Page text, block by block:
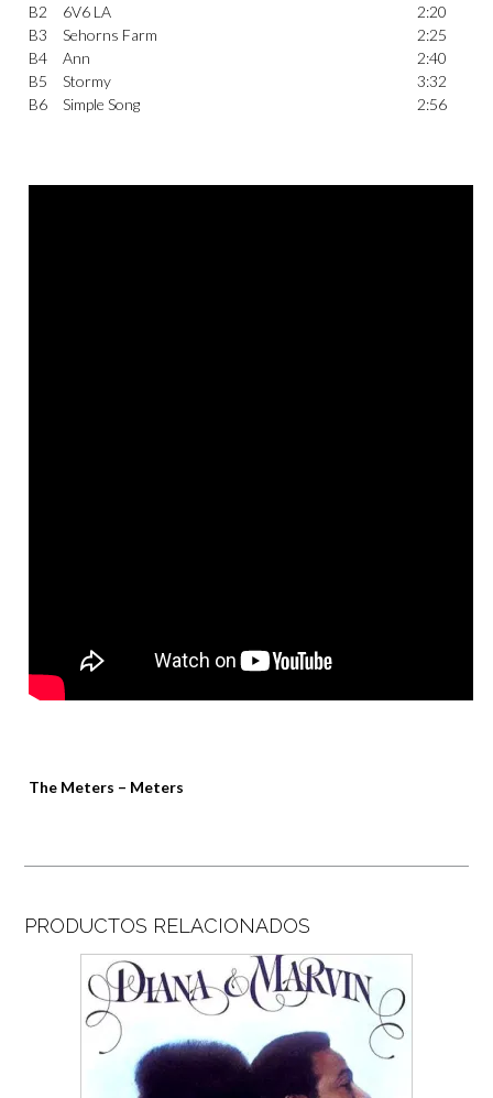
B2
6V6 LA
2:20
B3
Sehorns Farm
2:25
B4
Ann
2:40
B5
Stormy
3:32
B6
Simple Song 2:56
The Meters – Meters
PRODUCTOS RELACIONADOS